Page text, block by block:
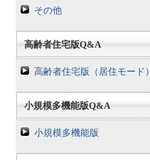
その他
高齢者住宅版Q&A
高齢者住宅版（居住モード）
小規模多機能版Q&A
小規模多機能版